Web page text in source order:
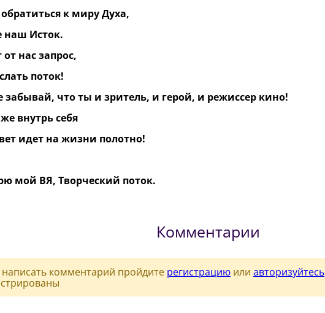
к миру Духа,
наш Исток.
нас запрос,
поток!
забывай, что ты и зритель, и герой, и режиссер кино!
внутрь себя
идет на жизни полотно!
мой ВЯ, Творческий поток.
Комментарии
комментарий пройдите регистрацию или авторизуйтесь